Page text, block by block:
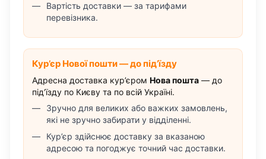
Вартість доставки — за тарифами
перевізника.
Кур’єр Нової пошти — до під’їзду
Адресна доставка кур’єром Нова пошта — до
під’їзду по Києву та по всій Україні.
Зручно для великих або важких замовлень,
які не зручно забирати у відділенні.
Кур’єр здійснює доставку за вказаною
адресою та погоджує точний час доставки.